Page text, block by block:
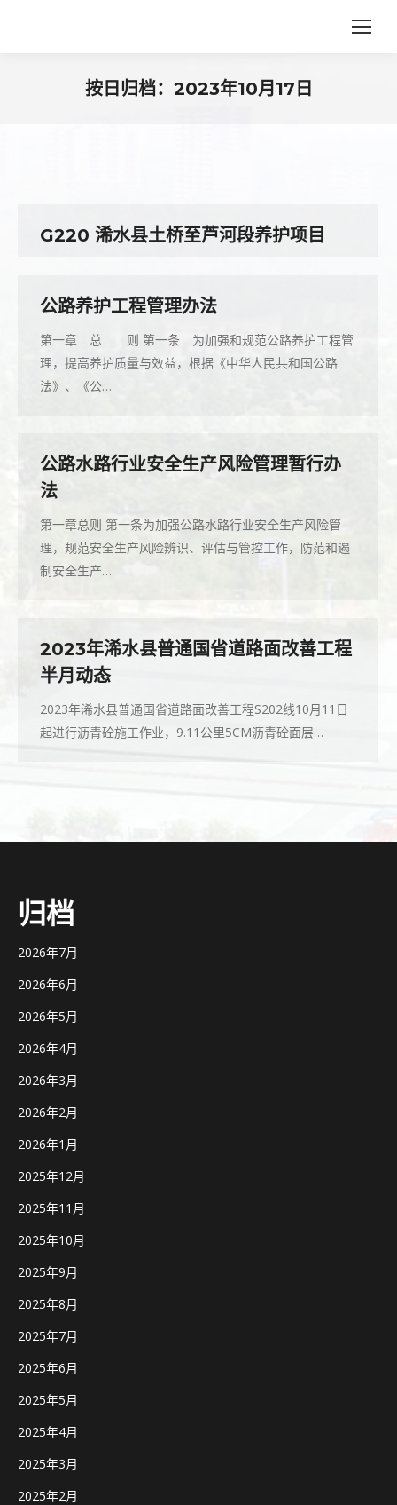
按日归档： 2023年10月17日
G220 浠水县土桥至芦河段养护项目
公路养护工程管理办法
第一章 总 则 第一条 为加强和规范公路养护工程管
理，提高养护质量与效益，根据《中华人民共和国公路
法》、《公…
公路水路行业安全生产风险管理暂行办
法
第一章总则 第一条为加强公路水路行业安全生产风险管
理，规范安全生产风险辨识、评估与管控工作，防范和遏
制安全生产…
2023年浠水县普通国省道路面改善工程
半月动态
2023年浠水县普通国省道路面改善工程S202线10月11日
起进行沥青砼施工作业，9.11公里5CM沥青砼面层…
归档
2026年7月
2026年6月
2026年5月
2026年4月
2026年3月
2026年2月
2026年1月
2025年12月
2025年11月
2025年10月
2025年9月
2025年8月
2025年7月
2025年6月
2025年5月
2025年4月
2025年3月
2025年2月